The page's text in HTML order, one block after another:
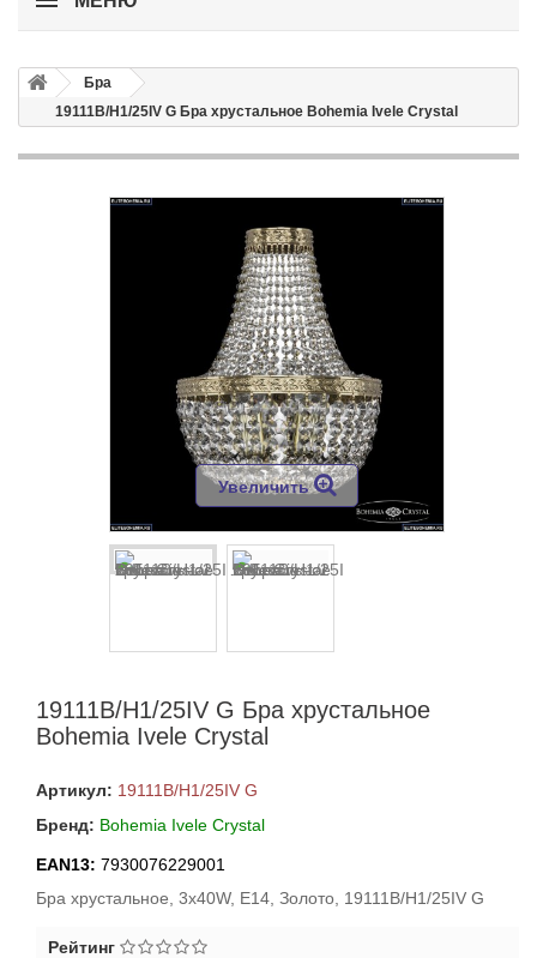
Бра
19111B/H1/25IV G Бра хрустальное Bohemia Ivele Crystal
Увеличить
19111B/H1/25IV G Бра хрустальное
Bohemia Ivele Crystal
Артикул: 19111B/H1/25IV G
Бренд: Bohemia Ivele Crystal
EAN13: 7930076229001
Бра хрустальное, 3x40W, E14, Золото, 19111B/H1/25IV G
Рейтинг